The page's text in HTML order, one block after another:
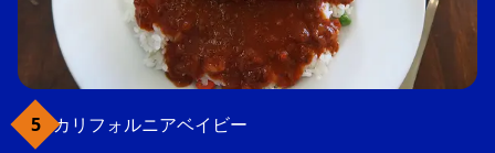
カリフォルニアベイビー